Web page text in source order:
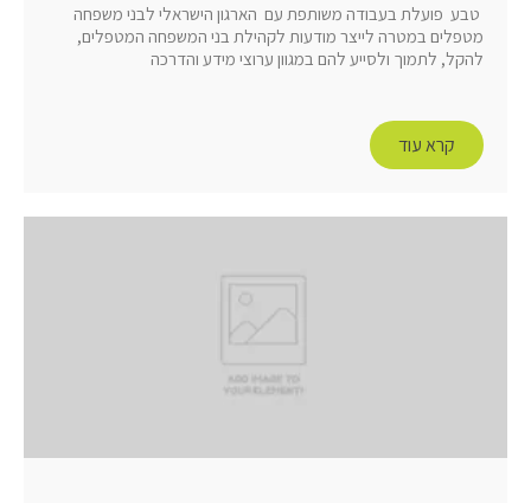
טבע פועלת בעבודה משותפת עם הארגון הישראלי לבני משפחה
מטפלים במטרה לייצר מודעות לקהילת בני המשפחה המטפלים,
להקל, לתמוך ולסייע להם במגוון ערוצי מידע והדרכה
קרא עוד